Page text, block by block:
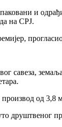
и
на СРЈ.
савеза,
од
друштвеног